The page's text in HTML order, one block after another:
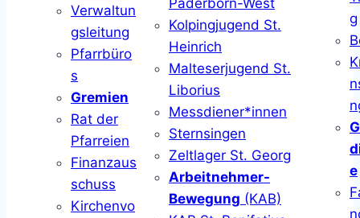
Verwaltun
gsleitung
Pfarrbüro
s
Gremien
Rat der
Pfarreien
Finanzaus
schuss
Kirchenvo
Paderborn-West
Kolpingjugend St.
Heinrich
Malteserjugend St.
Liborius
Messdiener*innen
Sternsingen
Zeltlager St. Georg
Arbeitnehmer-
Bewegung (KAB)
g
e